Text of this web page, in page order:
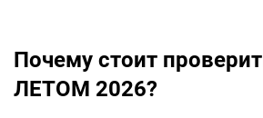
Почему стоит
ЛЕТОМ 2026?